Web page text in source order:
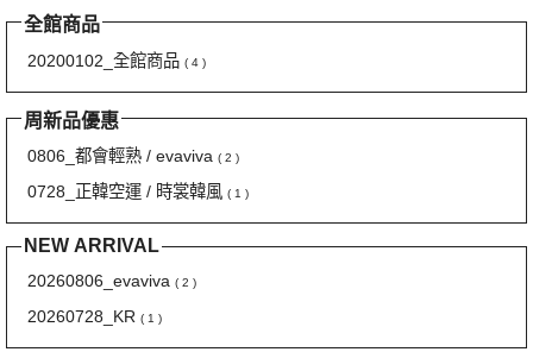
全館商品
20200102_全館商品 ( 4 )
周新品優惠
0806_都會輕熟 / evaviva ( 2 )
0728_正韓空運 / 時裳韓風 ( 1 )
NEW ARRIVAL
20260806_evaviva ( 2 )
20260728_KR ( 1 )